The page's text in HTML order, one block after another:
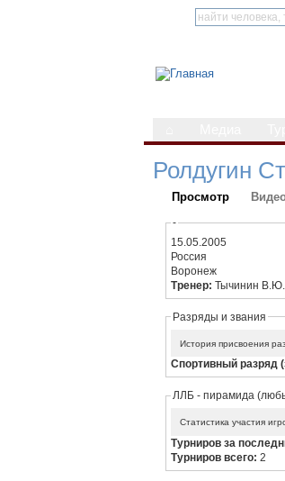
Ролдугин
Просмотр
-
15.05.2005
Россия
Воронеж
Тренер:Тычинин В.Ю.
Разряды и звания
История присвоения
Спортивный разряд
ЛЛБ - пирамида
Статистика участия
Турниров за
Турниров всего:2